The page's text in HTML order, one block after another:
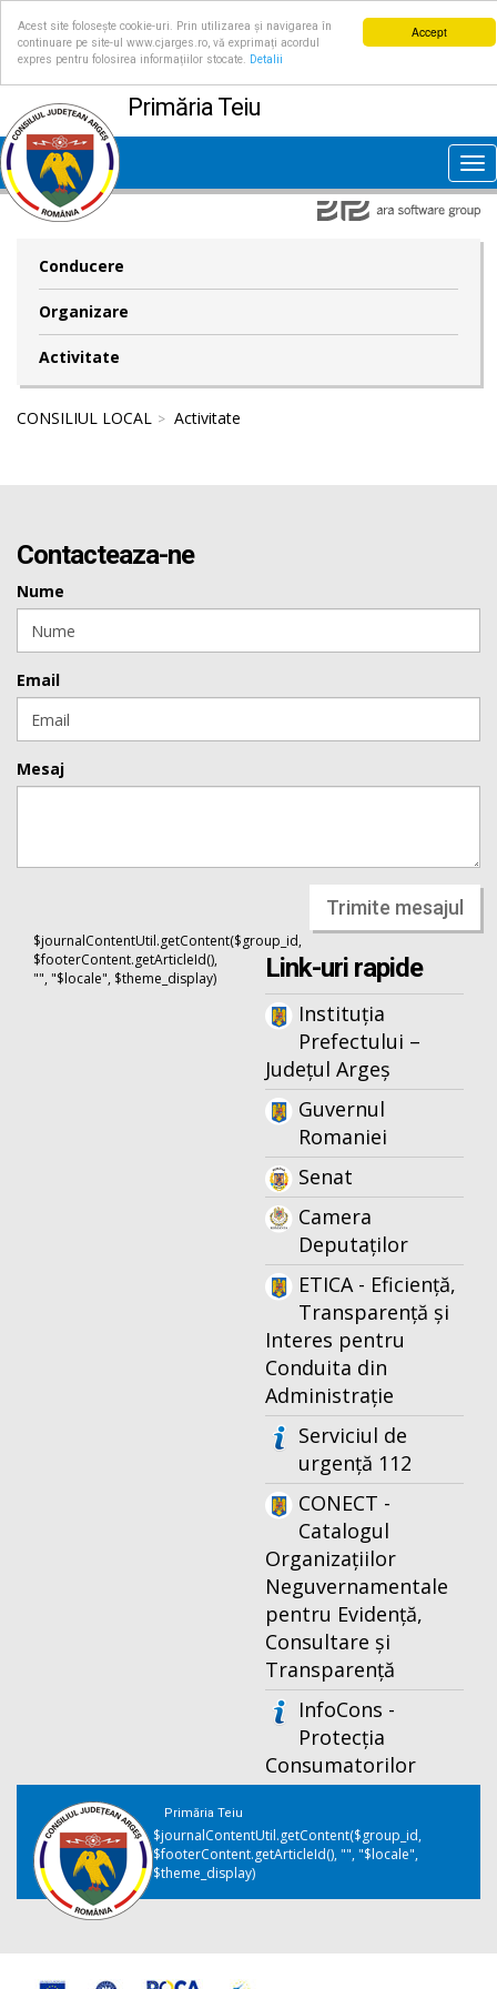
Accept
Acest site folosește cookie-uri. Prin utilizarea și navigarea în
continuare pe site-ul www.cjarges.ro, vă exprimați acordul
expres pentru folosirea informațiilor stocate.
Detalii
Primăria Teiu
Conducere
Organizare
Activitate
CONSILIUL LOCAL Activitate
Contacteaza-ne
Nume
Email
Mesaj
Trimite mesajul
$journalContentUtil.getContent($group_id,
$footerContent.getArticleId(),
"", "$locale", $theme_display)
Link-uri rapide
Instituția
Prefectului –
Județul Argeș
Guvernul
Romaniei
Senat
Camera
Deputaților
ETICA - Eficiență,
Transparență și
Interes pentru
Conduita din
Administrație
Serviciul de
urgență 112
CONECT -
Catalogul
Organizațiilor
Neguvernamentale
pentru Evidență,
Consultare și
Transparență
InfoCons -
Protecția
Consumatorilor
Primăria Teiu
$journalContentUtil.getContent($group_id,
$footerContent.getArticleId(), "", "$locale",
$theme_display)